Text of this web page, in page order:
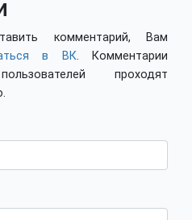
комментарий, Вам
в ВК. Комментарии
проходят